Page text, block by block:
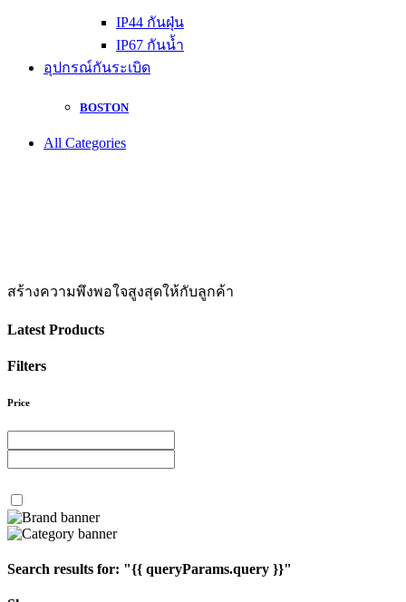
IP44 กันฝุ่น
IP67 กันน้ำ
อุปกรณ์กันระเบิด
BOSTON
All Categories
สร้างความพึงพอใจสูงสุดให้กับลูกค้า
Latest Products
Filters
Price
Search results for: "{{ queryParams.query }}"